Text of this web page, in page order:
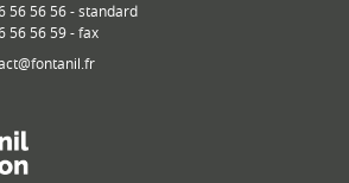
56 56 56 - standard
56 56 59 - fax